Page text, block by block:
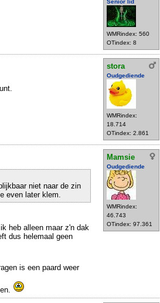
Senior lid
WMRindex: 560
OTindex: 8
stora
Oudgediende
WMRindex:
18.714
OTindex: 2.861
Mamsie
Oudgediende
WMRindex:
46.743
OTindex: 97.361
niet naar de zin
even later klem.
heb alleen maar z'n dak
dus helemaal geen
is een paard weer